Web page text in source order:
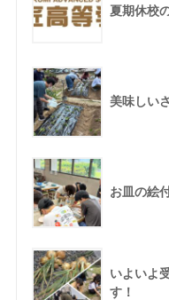
夏期休校
美味しい
お皿の絵
いよいよ
す！